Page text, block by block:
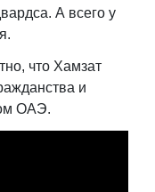
А всего у
что Хамзат
и
ОАЭ.